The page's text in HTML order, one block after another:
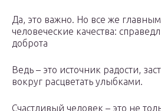
Да, это важно. Но все же
человеческие качества:
доброта
Ведь – это источник радости,
вокруг расцветать улыбками.
Счастливый человек – это не